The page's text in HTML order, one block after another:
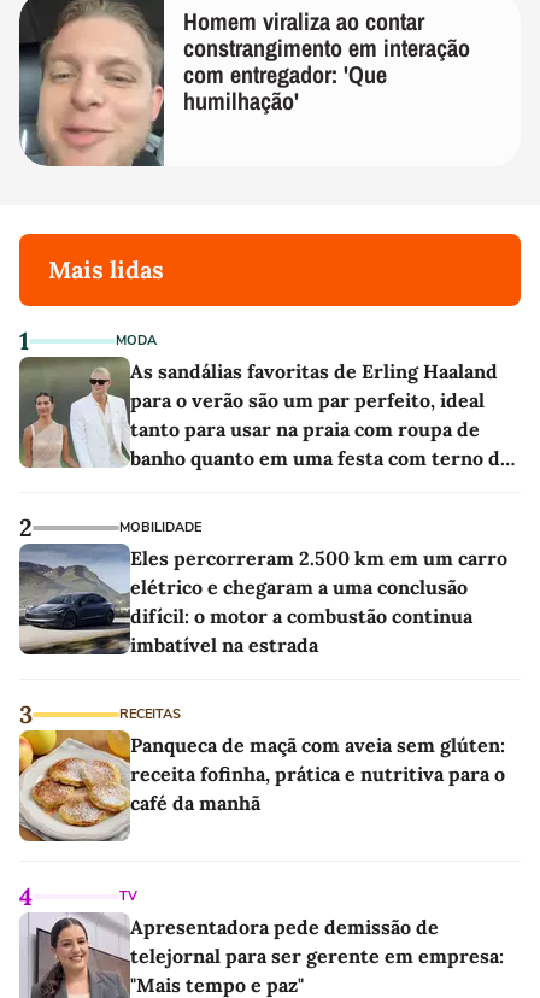
Homem viraliza ao contar
constrangimento em interação
com entregador: 'Que
humilhação'
Mais lidas
1 MODA
As sandálias favoritas de Erling Haaland
para o verão são um par perfeito, ideal
tanto para usar na praia com roupa de
banho quanto em uma festa com terno de
2 MOBILIDADE
Eles percorreram 2.500 km em um carro
elétrico e chegaram a uma conclusão
difícil: o motor a combustão continua
imbatível na estrada
3 RECEITAS
Panqueca de maçã com aveia sem glúten:
receita fofinha, prática e nutritiva para o
café da manhã
4 TV
Apresentadora pede demissão de
telejornal para ser gerente em empresa:
"Mais tempo e paz"